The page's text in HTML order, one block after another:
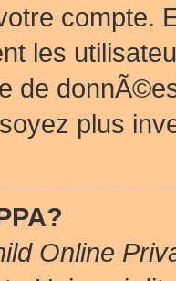
compte.
les
de
plus
Online